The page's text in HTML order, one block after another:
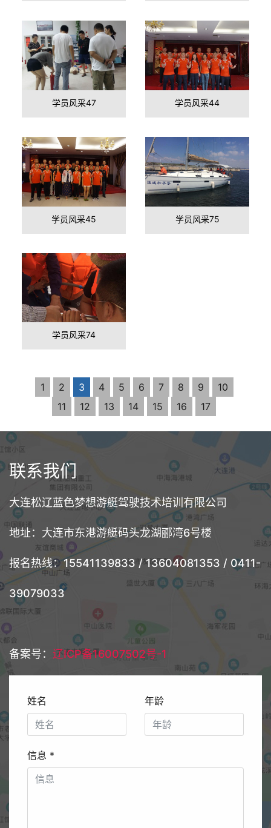
学员风采47 学员风采44
学员风采45 学员风采75
学员风采74
1 2 3 4 5 6 7 8 9
10
11
12 13 14 15 16 17
联系我们
大连松辽蓝色梦想游艇驾驶技术培训有限公司
地址：大连市东港游艇码头龙湖郦湾6号楼
报名热线：15541139833 / 13604081353 / 0411-
39079033
备案号： 辽ICP备16007502号-1
姓名 年龄
信息 *